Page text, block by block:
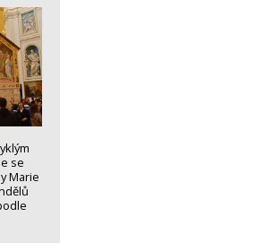
se
Marie